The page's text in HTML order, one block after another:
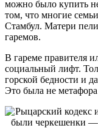
можно было купить
том, что многие
Стамбул. Матери
гаремов.
В гареме правителя
социальный лифт.
горской бедности и
Это была не